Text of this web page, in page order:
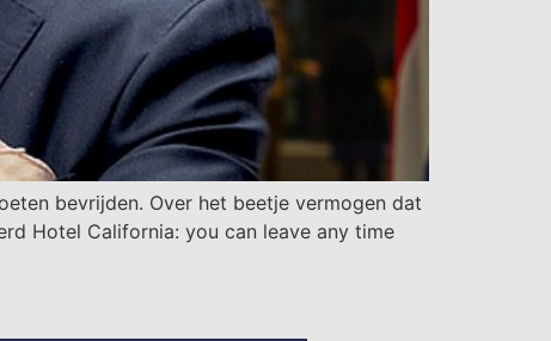
bevrijden. Over het beetje vermogen dat
Hotel California: you can leave any time